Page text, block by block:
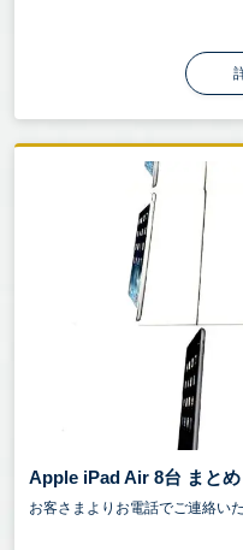
Apple iPad Air 8台 まと
お客さまよりお電話でご連絡い